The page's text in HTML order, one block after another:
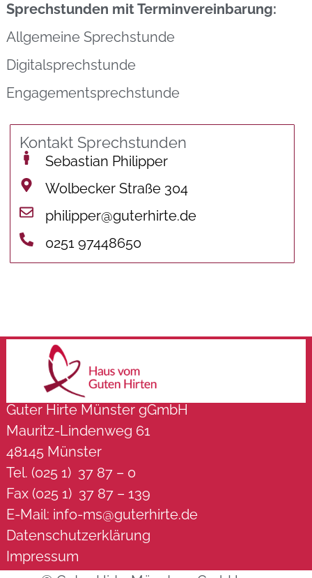
Sprechstunden mit Terminvereinbarung:
Allgemeine Sprechstunde
Digitalsprechstunde
Engagementsprechstunde
Kontakt Sprechstunden
Sebastian Philipper
Wolbecker Straße 304
philipper@guterhirte.de
0251 97448650
Guter Hirte Münster gGmbH
Mauritz-Lindenweg 61
48145 Münster
Tel. (025 1) 37 87 – 0
Fax (025 1) 37 87 – 139
E-Mail: info-ms@guterhirte.de
Datenschutzerklärung
Impressum